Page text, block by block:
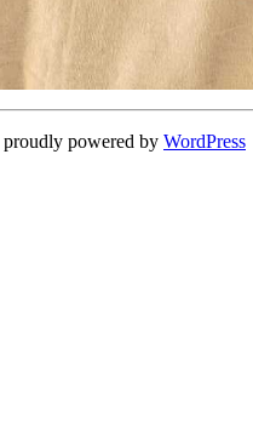
powered by WordPress